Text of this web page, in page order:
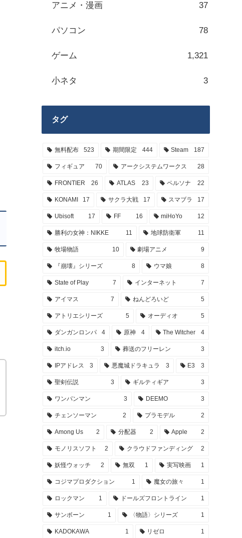
アニメ・漫画 37
パソコン 78
ゲーム 1,321
小ネタ 3
タグ
無料配布 523 期間限定 444 Steam 187
フィギュア 70 アークシステムワークス 28
FRONTIER 26 ATLAS 23 ペルソナ 22
KONAMI 17 サクラ大戦 17 スマブラ 17
Ubisoft 17 FF 16 miHoYo 12
勝利の女神：NIKKE 11 地球防衛軍 11
牧場物語 10 劇場アニメ 9
『崩壊』シリーズ 8 ウマ娘 8
State of Play 7 インターネット 7
アイマス 7 ねんどろいど 5
アトリエシリーズ 5 オーディオ 5
ダンガンロンパ 4 原神 4 The Witcher 4
itch.io 3 葬送のフリーレン 3
IPアドレス 3 悪魔城ドラキュラ 3 E3 3
聖剣伝説 3 ギルティギア 3
ワンパンマン 3 DEEMO 3
チェンソーマン 2 プラモデル 2
Among Us 2 分配器 2 Apple 2
モノリスソフト 2 クラウドファンディング 2
妖怪ウォッチ 2 無双 1 実写映画 1
コジマプロダクション 1 魔女の旅々 1
ロックマン 1 ドールズフロントライン 1
サンボーン 1 〈物語〉シリーズ 1
KADOKAWA 1 リゼロ 1